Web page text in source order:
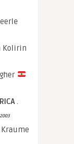
Kolirin
.
Kraume